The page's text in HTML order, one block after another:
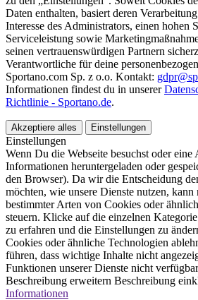
Daten enthalten, basiert deren
Interesse des Administrators, einen hohen
Serviceleistung sowie
seinen vertrauenswürdigen Partnern
Verantwortliche für deine
Sportano.com Sp. z o.o. Kontakt:
Informationen findest du in unserer
Richtlinie - Sportano.de.
Akzeptiere alles Einstellungen
Einstellungen
Wenn Du die Webseite besuchst oder eine
Informationen heruntergeladen oder
den Browser). Da wir die Entscheidung
möchten, wie unsere Dienste nutzen,
bestimmter Arten von Cookies oder
steuern. Klicke auf die einzelnen
zu erfahren und die Einstellungen zu
Cookies oder ähnliche Technologien
führen, dass wichtige Inhalte nicht
Funktionen unserer Dienste nicht
Beschreibung erweitern Beschreibung
Informationen